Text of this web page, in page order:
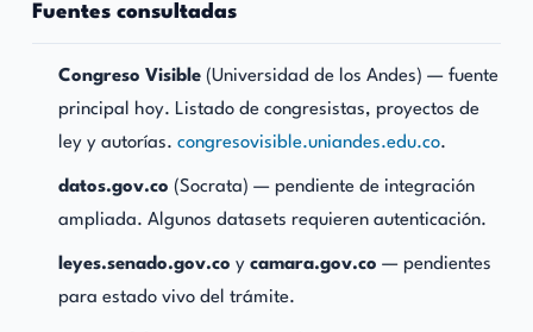
Fuentes consultadas
Congreso Visible (Universidad de los Andes) — fuente
principal hoy. Listado de congresistas, proyectos de
ley y autorías.congresovisible.uniandes.edu.co.
datos.gov.co (Socrata) — pendiente de integración
ampliada. Algunos datasets requieren autenticación.
leyes.senado.gov.co ycamara.gov.co — pendientes
para estado vivo del trámite.